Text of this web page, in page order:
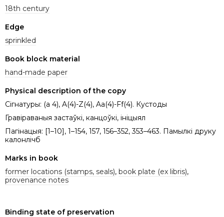
18th century
Edge
sprinkled
Book block material
hand-made paper
Physical description of the copy
Сігнатуры: (а 4), A(4)-Z(4), Aa(4)-Ff(4). Кустоды
Гравіраваныя застаўкі, канцоўкі, ініцыял
Пагінацыя: [1–10], 1–154, 157, 156–352, 353–463. Памылкі друку
калонлічб
Marks in book
former locations (stamps, seals), book plate (ex libris),
provenance notes
Binding state of preservation